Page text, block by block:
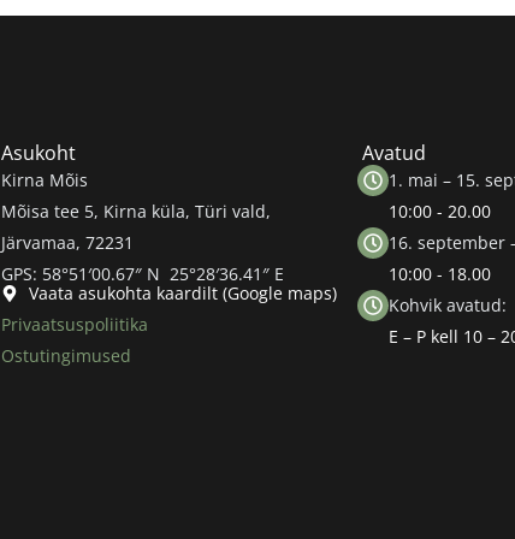
Asukoht
Kirna Mõis
Mõisa tee 5, Kirna küla, Türi vald,
Järvamaa, 72231
GPS: 58°51′00.67″ N 25°28′36.41″ E
Vaata asukohta kaardilt (Google maps)
Privaatsuspoliitika
Ostutingimused
Avatud
1. mai – 15.
10:00 - 20.00
16. september
10:00 - 18.00
Kohvik avatud:
E – P kell 10 –